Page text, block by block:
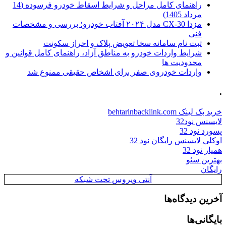
راهنمای کامل مراحل و شرایط اسقاط خودرو فرسوده (14
مرداد 1405)
مزدا CX-30 مدل ۲۰۲۴ آفتاب خودرو؛ بررسی و مشخصات
فنی
ثبت نام سامانه سخا تعویض پلاک و احراز سکونت
شرایط واردات خودرو به مناطق آزاد، راهنمای کامل قوانین و
محدودیت ها
واردات خودروی صفر برای اشخاص حقیقی ممنوع شد
.
خرید بک لینک behtarinbacklink.com
لایسنس نود32
پسورد نود 32
اوکلی لایسنس رایگان نود 32
همیار نود 32
بهترین سئو
رایگان
آنتی ویروس تحت شبکه
آخرین دیدگاه‌ها
بایگانی‌ها